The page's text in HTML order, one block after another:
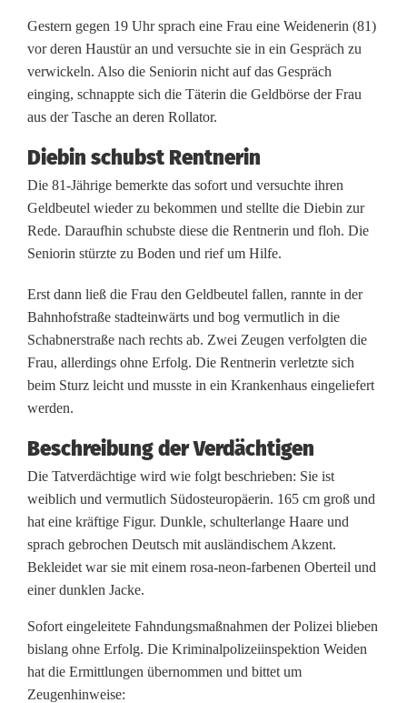
e
b
i
n
v
e
r
l
e
t
z
t
e
n
t
n
r
i
Gestern gegen 19 Uhr sprach eine Frau eine Weidenerin (81)
vor deren Haustür an und versuchte sie in ein Gespräch zu
verwickeln. Also die Seniorin nicht auf das Gespräch
einging, schnappte sich die Täterin die Geldbörse der Frau
aus der Tasche an deren Rollator.
Diebin schubst Rentnerin
Die 81-Jährige bemerkte das sofort und versuchte ihren
Geldbeutel wieder zu bekommen und stellte die Diebin zur
Rede. Daraufhin schubste diese die Rentnerin und floh. Die
Seniorin stürzte zu Boden und rief um Hilfe.
Erst dann ließ die Frau den Geldbeutel fallen, rannte in der
Bahnhofstraße stadteinwärts und bog vermutlich in die
Schabnerstraße nach rechts ab. Zwei Zeugen verfolgten die
Frau, allerdings ohne Erfolg. Die Rentnerin verletzte sich
beim Sturz leicht und musste in ein Krankenhaus eingeliefert
werden.
Beschreibung der Verdächtigen
Die Tatverdächtige wird wie folgt beschrieben: Sie ist
weiblich und vermutlich Südosteuropäerin. 165 cm groß und
hat eine kräftige Figur. Dunkle, schulterlange Haare und
sprach gebrochen Deutsch mit ausländischem Akzent.
Bekleidet war sie mit einem rosa-neon-farbenen Oberteil und
einer dunklen Jacke.
Sofort eingeleitete Fahndungsmaßnahmen der Polizei blieben
bislang ohne Erfolg. Die Kriminalpolizeiinspektion Weiden
hat die Ermittlungen übernommen und bittet um
Zeugenhinweise: